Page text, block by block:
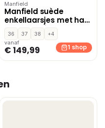
Manfield
Manfield suède
enkellaarsjes met hak
donkerbruin
36 37 38
+4
vanaf
€ 149,99 1 shop